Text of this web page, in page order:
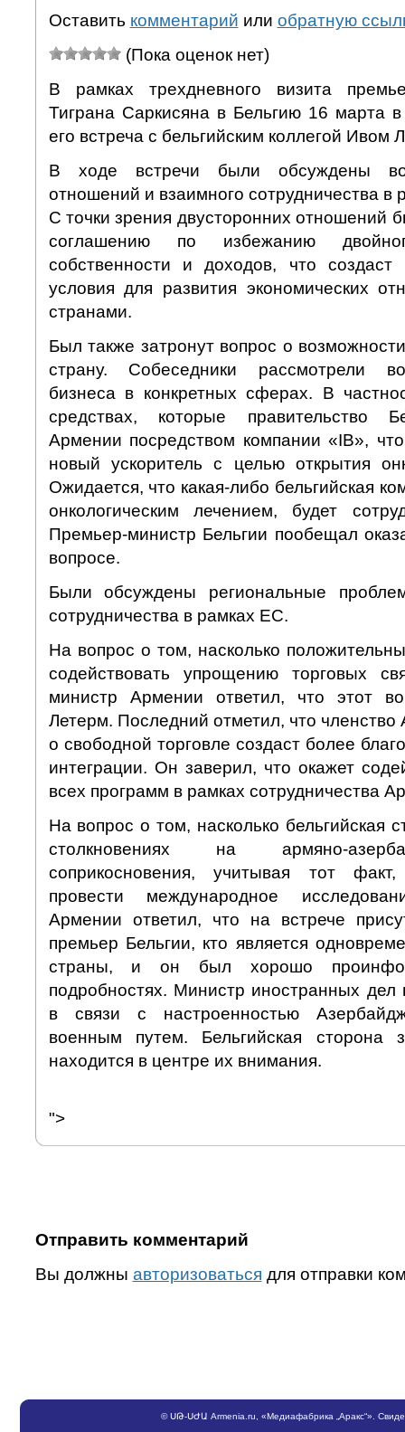
Оставить комментарий или обратную
(Пока оценок нет)
В рамках трехдневного визита
Тиграна Саркисяна в Бельгию 16 марта
его встреча с бельгийским коллегой Ивом
В ходе встречи были обсуждены
отношений и взаимного сотрудничества в
С точки зрения двусторонних отношений
соглашению по избежанию
собственности и доходов, что создаст
условия для развития экономических
странами.
Был также затронут вопрос о
страну. Собеседники рассмотрели
бизнеса в конкретных сферах. В
средствах, которые правительство
Армении посредством компании «IB»,
новый ускоритель с целью открытия
Ожидается, что какая-либо бельгийская
онкологическим лечением, будет
Премьер-министр Бельгии пообещал
вопросе.
Были обсуждены региональные
сотрудничества в рамках ЕС.
На вопрос о том, насколько
содействовать упрощению торговых
министр Армении ответил, что этот
Летерм. Последний отметил, что
о свободной торговле создаст более
интеграции. Он заверил, что окажет
всех программ в рамках сотрудничества
На вопрос о том, насколько бельгийская
столкновениях на армяно-
соприкосновения, учитывая тот факт,
провести международное
Армении ответил, что на встрече
премьер Бельгии, кто является
страны, и он был хорошо
подробностях. Министр иностранных дел
в связи с настроенностью
военным путем. Бельгийская сторона
находится в центре их внимания.
">
Отправить комментарий
Вы должны авторизоваться для отправки
©ՍԹ-ՍԺԱ Armenia.ru , «Медиафабрика „Аракс“».